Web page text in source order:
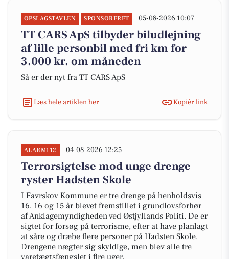
OPSLAGSTAVLEN SPONSORERET 05-08-2026 10:07
TT CARS ApS tilbyder biludlejning
af lille personbil med fri km for
3.000 kr. om måneden
Så er der nyt fra TT CARS ApS
Læs hele artiklen her Kopiér link
ALARM112 04-08-2026 12:25
Terrorsigtelse mod unge drenge
ryster Hadsten Skole
I Favrskov Kommune er tre drenge på henholdsvis
16, 16 og 15 år blevet fremstillet i grundlovsforhør
af Anklagemyndigheden ved Østjyllands Politi. De er
sigtet for forsøg på terrorisme, efter at have planlagt
at såre og dræbe flere personer på Hadsten Skole.
Drengene nægter sig skyldige, men blev alle tre
varetægtsfængslet i fire uger.